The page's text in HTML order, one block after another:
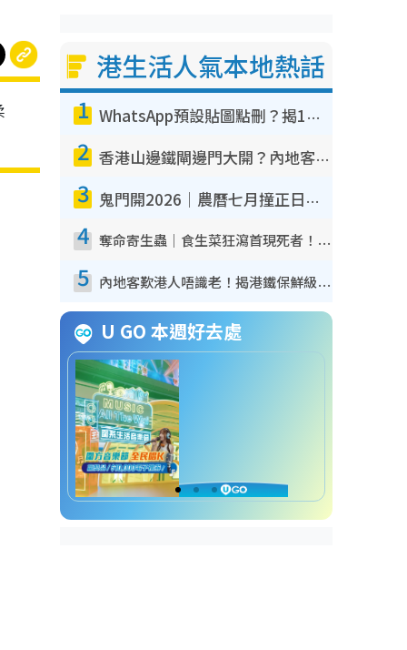
港生活人氣本地熱話
1 WhatsApp預設貼圖點刪？揭1招「反向操作」還原簡潔介面 附3步實測教學
2 香港山邊鐵閘邊門大開？內地客困惑意義何在！網民神回覆：呢種叫法理性防禦
3 鬼門開2026｜農曆七月撞正日全食特別邪？專家警告切忌做一事！揭4大禁忌+2招保平安
4 奪命寄生蟲｜食生菜狂瀉首現死者！疫潮惡化錄1.8萬宗病例 揭洗菜3大謬誤
5 內地客歎港人唔識老！揭港鐵保鮮級冷氣 港人求放過：咪投訴
U GO 本週好去處